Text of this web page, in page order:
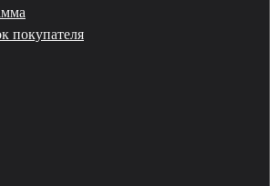
покупателя